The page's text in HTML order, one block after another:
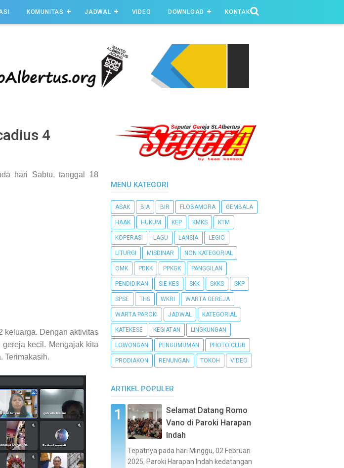
KOMUNITAS JADWAL VIDEO DOWNLOAD KONTAK
4
hari Sabtu,tanggal 18
keluarga. Dengan aktivitas
kecil. Mengajak kita
Terimakasih.
MENU KATEGORI
ASAK BIA BIR FLOBAMORA GEMBALA
HAAK HUKUM KEP KMKS KTM
KOPERASI LAGU LANSIA LEGIO
LITURGI MISDINAR NON KATEGORIAL
OMK PDKK PPKGK PANGGILAN
PENDIDIKAN SIE KES SKK SKKS SKP
SPSE THS WKRI WARTA GEREJA
WARTA PAROKI JADWAL KATEGORIAL
KATEKESE KEGIATAN LINGKUNGAN
LOWONGAN PENGUMUMAN PHOTO CLUB
PRODIAKON RENUNGAN TOKOH VIDEO
ARTIKEL POPULER
Selamat Datang Romo
Vano di Paroki Harapan
Indah
Tepatnya pada hari Minggu, 02 Februari
2025, Paroki Harapan Indah kedatangan